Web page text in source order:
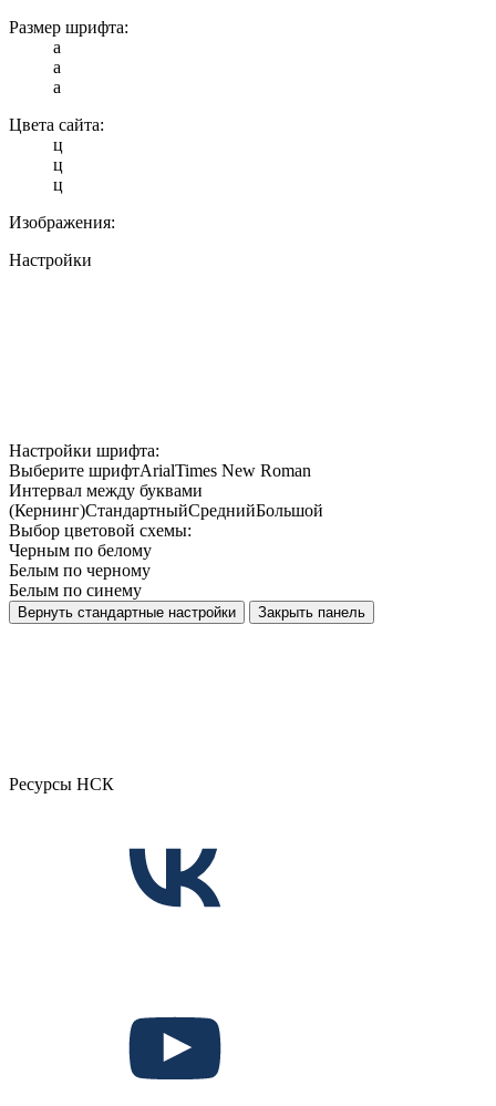
Размер шрифта:
a
a
a
Цвета сайта:
ц
ц
ц
Изображения:
Настройки
Настройки шрифта:
Выберите шрифтArialTimes New Roman
Интервал между буквами
(Кернинг)СтандартныйСреднийБольшой
Выбор цветовой схемы:
Черным по белому
Белым по черному
Белым по синему
Вернуть стандартные настройки Закрыть панель
Ресурсы НСК